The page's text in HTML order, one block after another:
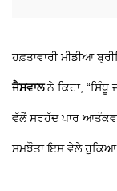
ਹਫ਼ਤਾਵਾਰੀ ਮੀਡੀਆ
ਜੈਸਵਾਲਨੇ ਕਿਹਾ, “ਸਿੰਧੂ
ਵੱਲੋਂ ਸਰਹੱਦ ਪਾਰ
ਸਮਝੌਤਾ ਇਸ ਵੇਲੇ